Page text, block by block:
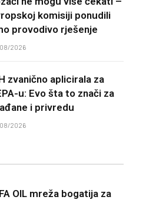
komisiji ponudili
provodivo rješenje
2026
zvanično aplicirala za
u: Evo šta to znači za
i privredu
2026
OIL mreža bogatija za